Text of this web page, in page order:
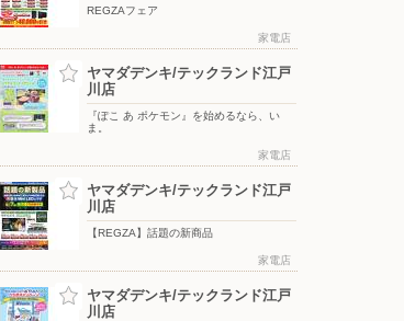
『ぽこ あ ポケモン』を始めるな
ャンペーン！
REGZAフェア
家電店
ヤマダデンキ/テックランド江戸
川店
『ぽこ あ ポケモン』を始めるなら、い
ま。
家電店
ヤマダデンキ/テックランド江戸
川店
【REGZA】話題の新商品
家電店
ヤマダデンキ/テックランド江戸
川店